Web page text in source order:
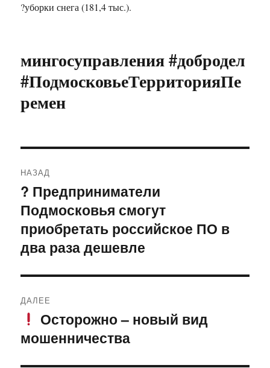
?уборки снега (181,4 тыс.).
мингосуправления #добродел
#ПодмосковьеТерриторияПе
ремен
по
записям
НАЗАД
Предыдущая
запись:
? Предприниматели
Подмосковья смогут
приобретать российское ПО в
два раза дешевле
ДАЛЕЕ
Следующая
запись:
Осторожно – новый вид
мошенничества